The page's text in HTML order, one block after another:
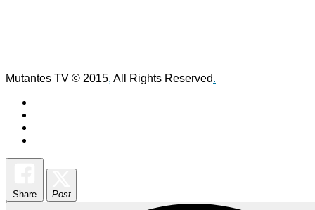
Mutantes TV © 2015, All Rights Reserved.
Share Post